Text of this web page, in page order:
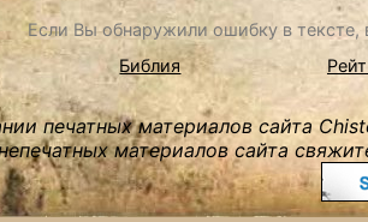
Если Вы обнаружили ошибку в
Библия
печатных материалов сайта
материалов сайта